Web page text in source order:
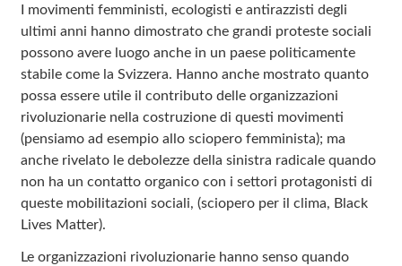
I movimenti femministi, ecologisti e antirazzisti degli
ultimi anni hanno dimostrato che grandi proteste sociali
possono avere luogo anche in un paese politicamente
stabile come la Svizzera. Hanno anche mostrato quanto
possa essere utile il contributo delle organizzazioni
rivoluzionarie nella costruzione di questi movimenti
(pensiamo ad esempio allo sciopero femminista); ma
anche rivelato le debolezze della sinistra radicale quando
non ha un contatto organico con i settori protagonisti di
queste mobilitazioni sociali, (sciopero per il clima, Black
Lives Matter).
Le organizzazioni rivoluzionarie hanno senso quando